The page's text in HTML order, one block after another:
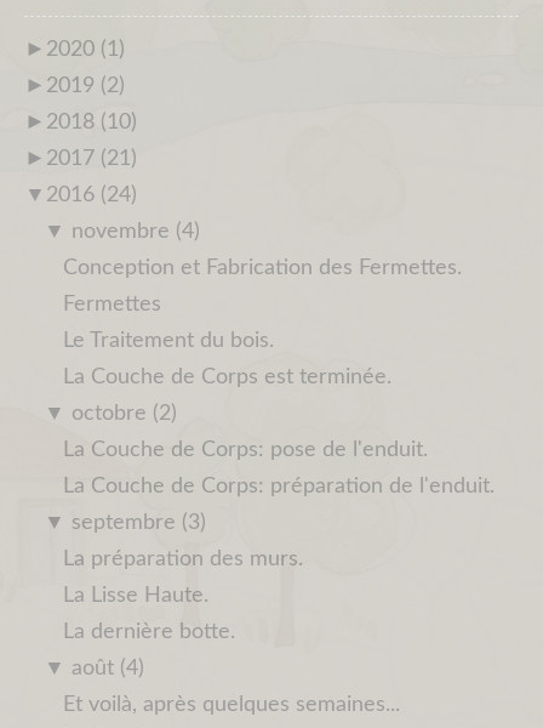
► 2020 (1)
► 2019 (2)
► 2018 (10)
► 2017 (21)
▼ 2016 (24)
▼ novembre (4)
Conception et Fabrication des Fermettes.
Fermettes
Le Traitement du bois.
La Couche de Corps est terminée.
▼ octobre (2)
La Couche de Corps: pose de l'enduit.
La Couche de Corps: préparation de l'enduit.
▼ septembre (3)
La préparation des murs.
La Lisse Haute.
La dernière botte.
▼ août (4)
Et voilà, après quelques semaines...